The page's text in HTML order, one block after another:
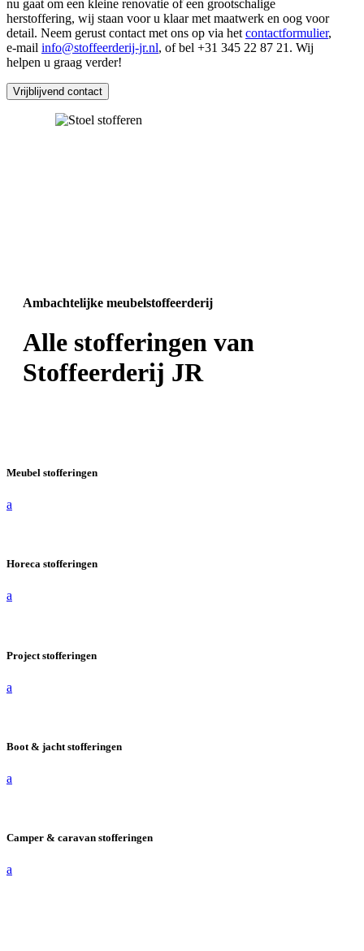
nu gaat om een kleine renovatie of een grootschalige
herstoffering, wij staan voor u klaar met maatwerk en oog voor
detail. Neem gerust contact met ons op via het contactformulier,
e-mail info@stoffeerderij-jr.nl, of bel +31 345 22 87 21. Wij
helpen u graag verder!
Vrijblijvend contact
Ambachtelijke meubelstoffeerderij
Alle stofferingen van
Stoffeerderij JR
Meubel stofferingen
a
Horeca stofferingen
a
Project stofferingen
a
Boot & jacht stofferingen
a
Camper & caravan stofferingen
a